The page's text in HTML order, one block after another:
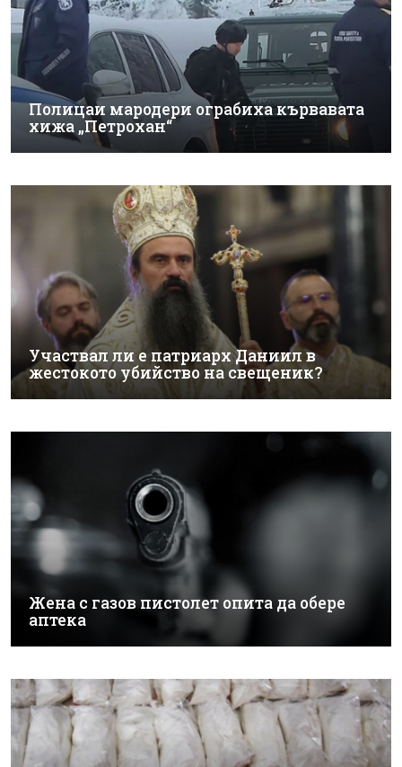
Полицаи мародери ограбиха кървавата
хижа „Петрохан“
Участвал ли е патриарх Даниил в
жестокото убийство на свещеник?
Жена с газов пистолет опита да обере
аптека